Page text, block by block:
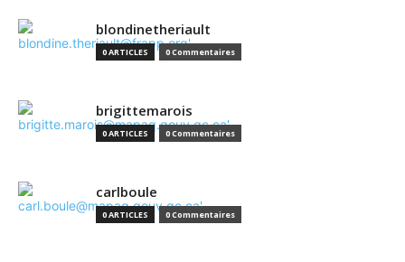
blondinetheriault
0 ARTICLES 0 Commentaires
brigittemarois
0 ARTICLES 0 Commentaires
carlboule
0 ARTICLES 0 Commentaires